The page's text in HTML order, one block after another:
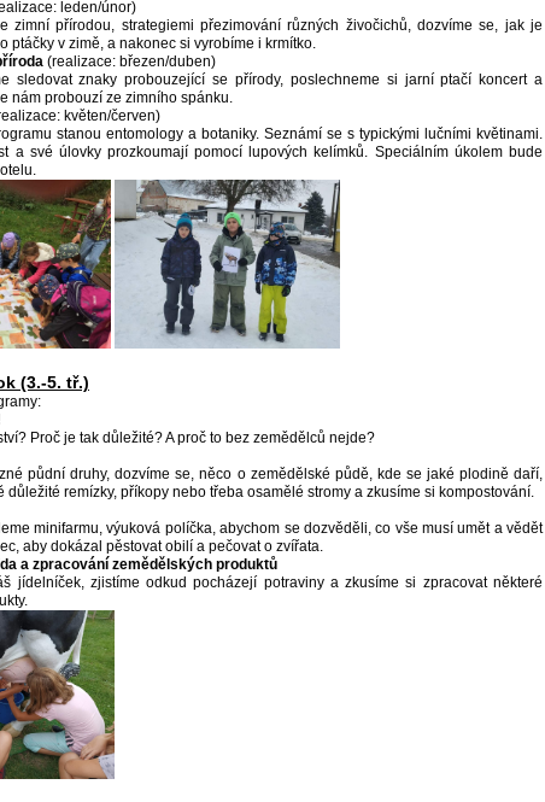
leden/únor)
zimní přírodou, strategiemi přezimování různých živočichů, dozvíme se, jak je
ptáčky v zimě, a nakonec si vyrobíme i krmítko.
(realizace: březen/duben)
sledovat znaky probouzející se přírody, poslechneme si jarní ptačí koncert a
nám probouzí ze zimního spánku.
květen/červen)
stanou entomology a botaniky. Seznámí se s typickými lučními květinami.
a své úlovky prozkoumají pomocí lupových kelímků. Speciálním úkolem bude
(3.-5. tř.)
Proč je tak důležité? A proč to bez zemědělců nejde?
půdní druhy, dozvíme se, něco o zemědělské půdě, kde se jaké plodině daří,
důležité remízky, příkopy nebo třeba osamělé stromy a zkusíme si kompostování.
minifarmu, výuková políčka, abychom se dozvěděli, co vše musí umět a vědět
aby dokázal pěstovat obilí a pečovat o zvířata.
a zpracování zemědělských produktů
jídelníček, zjistíme odkud pocházejí potraviny a zkusíme si zpracovat některé